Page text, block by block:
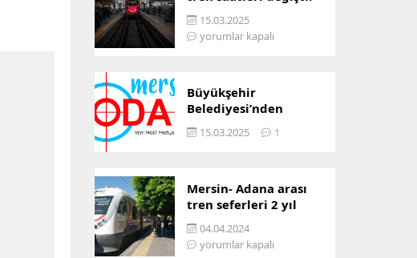
İşte yeni ulaşım listesi
15.03.2025
yorumlar kapalı
Büyükşehir
Belediyesi’nden
Mersin ve Adana arası
ulaşım başladı
15.03.2025 1
Mersin- Adana arası
tren seferleri 2 yıl
boyunca
çalışmayacak
04.04.2024
yorumlar kapalı